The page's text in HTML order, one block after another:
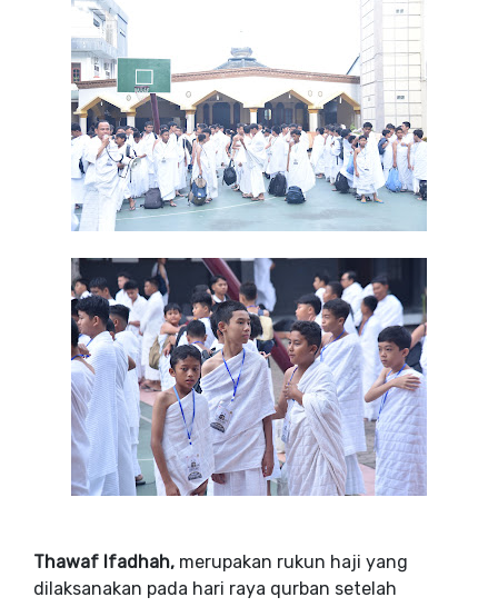
Thawaf Ifadhah, merupakan rukun haji yang
dilaksanakan pada hari raya qurban setelah